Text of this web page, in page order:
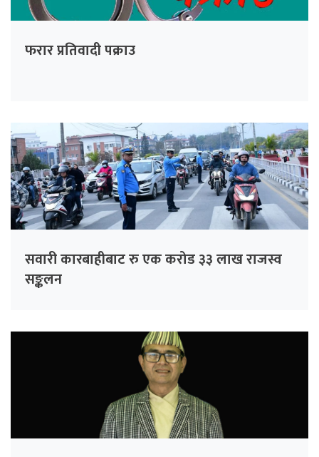
फरार प्रतिवादी पक्राउ
सवारी कारबाहीबाट रु एक करोड ३३ लाख राजस्व
सङ्कलन